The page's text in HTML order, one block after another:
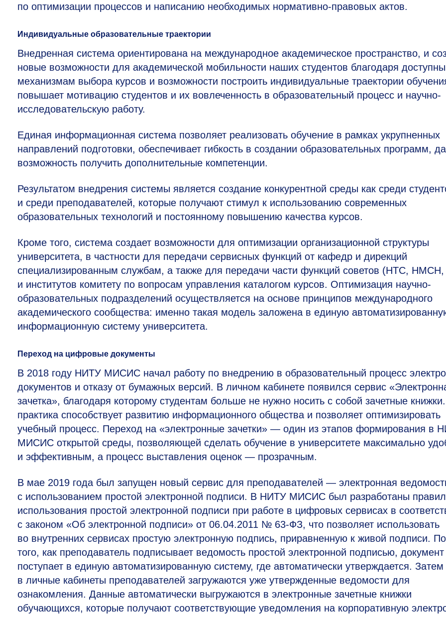
по оптимизации процессов и написанию необходимых нормативно-правовых актов.
Индивидуальные образовательные траектории
Внедренная система ориентирована на международное академическое пространство, и
новые возможности для академической мобильности наших студентов благодаря
механизмам выбора курсов и возможности построить индивидуальные траектории
повышает мотивацию студентов и их вовлеченность в образовательный процесс и научно-
исследовательскую работу.
Единая информационная система позволяет реализовать обучение в рамках укрупненных
направлений подготовки, обеспечивает гибкость в создании образовательных программ,
возможность получить дополнительные компетенции.
Результатом внедрения системы является создание конкурентной среды как среди
и среди преподавателей, которые получают стимул к использованию современных
образовательных технологий и постоянному повышению качества курсов.
Кроме того, система создает возможности для оптимизации организационной структуры
университета, в частности для передачи сервисных функций от кафедр и дирекций
специализированным службам, а также для передачи части функций советов (НТС,
и институтов комитету по вопросам управления каталогом курсов. Оптимизация научно-
образовательных подразделений осуществляется на основе принципов международного
академического сообщества: именно такая модель заложена в единую
информационную систему университета.
Переход на цифровые документы
В 2018 году НИТУ МИСИС начал работу по внедрению в образовательный процесс
документов и отказу от бумажных версий. В личном кабинете появился сервис
зачетка», благодаря которому студентам больше не нужно носить с собой зачетные
практика способствует развитию информационного общества и позволяет оптимизировать
учебный процесс. Переход на «электронные зачетки» — один из этапов формирования в
МИСИС открытой среды, позволяющей сделать обучение в университете максимально
и эффективным, а процесс выставления оценок — прозрачным.
В мае 2019 года был запущен новый сервис для преподавателей — электронная
с использованием простой электронной подписи. В НИТУ МИСИС был разработаны
использования простой электронной подписи при работе в цифровых сервисах в
с законом «Об электронной подписи» от 06.04.2011 № 63-ФЗ, что позволяет использовать
во внутренних сервисах простую электронную подпись, приравненную к живой подписи.
того, как преподаватель подписывает ведомость простой электронной подписью, документ
поступает в единую автоматизированную систему, где автоматически утверждается. Затем
в личные кабинеты преподавателей загружаются уже утвержденные ведомости для
ознакомления. Данные автоматически выгружаются в электронные зачетные книжки
обучающихся, которые получают соответствующие уведомления на корпоративную